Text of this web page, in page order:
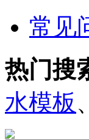
常见
热门搜
水模板 、